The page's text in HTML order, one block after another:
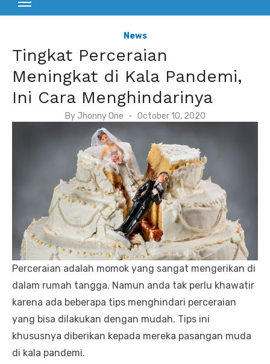
News
Tingkat Perceraian
Meningkat di Kala Pandemi,
Ini Cara Menghindarinya
By Jhonny One
P
e
d
o
n
October 10, 2020
Perceraian adalah momok yang sangat mengerikan di
dalam rumah tangga. Namun anda tak perlu khawatir
karena ada beberapa tips menghindari perceraian
yang bisa dilakukan dengan mudah. Tips ini
khususnya diberikan kepada mereka pasangan muda
di kala pandemi.